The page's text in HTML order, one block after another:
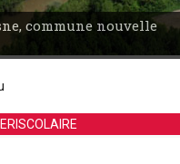
commune nouvelle
commune nouvelle